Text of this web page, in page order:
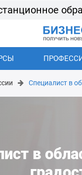
Специалист в
в